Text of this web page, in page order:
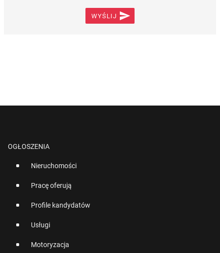
WYŚLIJ 
OGŁOSZENIA
Nieruchomości
Pracę oferują
Profile kandydatów
Usługi
Motoryzacja